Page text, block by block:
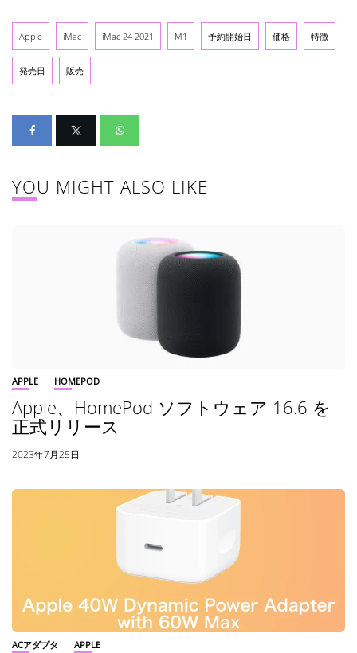
Apple iMac iMac 24 2021 M1 予約開始日 価格 特徴
発売日 販売
YOU MIGHT ALSO LIKE
APPLE HOMEPOD
Apple、HomePod ソフトウェア 16.6 を
正式リリース
2023年7月25日
ACアダプタ APPLE